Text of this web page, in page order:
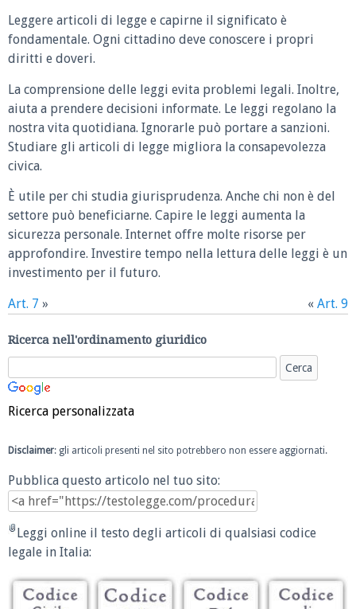
Leggere articoli di legge e capirne il significato è
fondamentale. Ogni cittadino deve conoscere i propri
diritti e doveri.
La comprensione delle leggi evita problemi legali. Inoltre,
aiuta a prendere decisioni informate. Le leggi regolano la
nostra vita quotidiana. Ignorarle può portare a sanzioni.
Studiare gli articoli di legge migliora la consapevolezza
civica.
È utile per chi studia giurisprudenza. Anche chi non è del
settore può beneficiarne. Capire le leggi aumenta la
sicurezza personale. Internet offre molte risorse per
approfondire. Investire tempo nella lettura delle leggi è un
investimento per il futuro.
Art. 7 » « Art. 9
Ricerca nell'ordinamento giuridico
Ricerca personalizzata
Disclaimer: gli articoli presenti nel sito potrebbero non essere aggiornati.
Pubblica questo articolo nel tuo sito:
Leggi online il testo degli articoli di qualsiasi codice
legale in Italia: